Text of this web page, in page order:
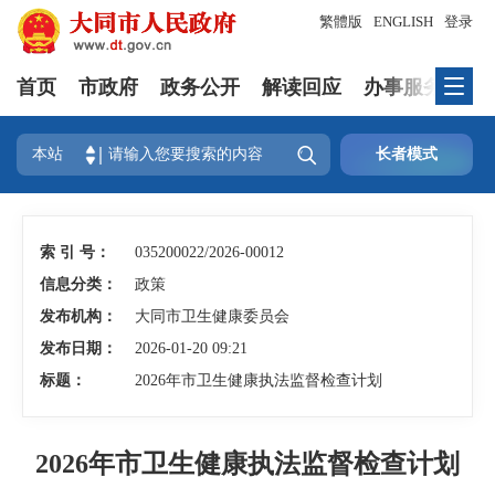
登录
繁體版 ENGLISH
首页 市政府 政务公开 解读回应 办事服务
本站  长者模式
索 引 号：
035200022/2026-00012
信息分类：
政策
发布机构：
大同市卫生健康委员会
发布日期：
2026-01-20 09:21
标题：
2026年市卫生健康执法监督检查计划
2026年市卫生健康执法监督检查计划